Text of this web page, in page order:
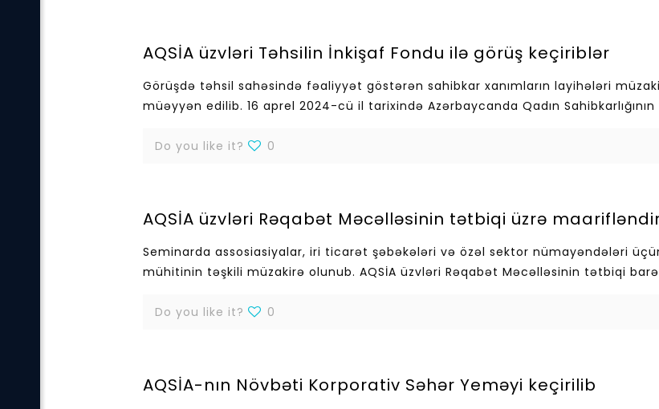
AQSİA üzvləri Təhsilin İnkişaf Fondu ilə görüş keçiriblər
Görüşdə təhsil sahəsində fəaliyyət göstərən sahibkar xanımların layihələri
müəyyən edilib. 16 aprel 2024-cü il tarixində Azərbaycanda Qadın Sahibkarlığının
Do you like it? 0
AQSİA üzvləri Rəqabət Məcəlləsinin tətbiqi üzrə
Seminarda assosiasiyalar, iri ticarət şəbəkələri və özəl sektor nümayəndələri
mühitinin təşkili müzakirə olunub. AQSİA üzvləri Rəqabət Məcəlləsinin tətbiqi
Do you like it? 0
AQSİA-nın Növbəti Korporativ Səhər Yeməyi keçirilib